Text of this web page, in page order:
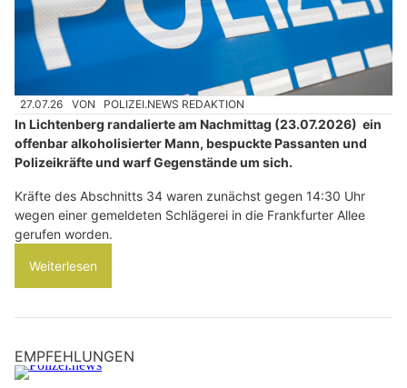
27.07.26 VON POLIZEI.NEWS REDAKTION
In Lichtenberg randalierte am Nachmittag (23.07.2026) ein
offenbar alkoholisierter Mann, bespuckte Passanten und
Polizeikräfte und warf Gegenstände um sich.
Kräfte des Abschnitts 34 waren zunächst gegen 14:30 Uhr
wegen einer gemeldeten Schlägerei in die Frankfurter Allee
gerufen worden.
Weiterlesen
EMPFEHLUNGEN